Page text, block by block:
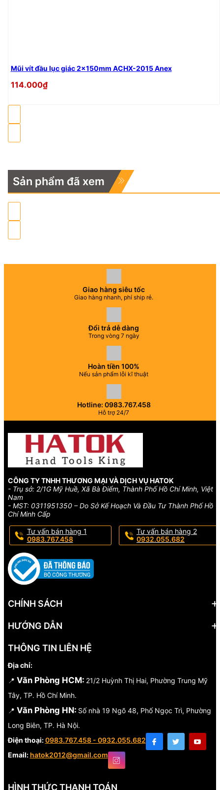
Mũi vít đầu lục giác 2x150mm ACHX-2015 Anex
114.000₫
Sản phẩm đã xem
Giao hàng siêu tốc
Giao hàng nhanh, phí ship rẻ.
Đổi trả dễ dàng
Trong vòng 7 ngày
Hoàn tiền 100%
Nếu sản phẩm lỗi kĩ thuật
Hotline: 0983.767.458
Hỗ trợ 24/7
CÔNG TY TNHH THƯƠNG MẠI VÀ DỊCH VỤ HATOK
- Trụ sở: 2/1G Mỹ Huề, Xã Bà Điểm, Thành Phố Hồ Chí Minh, Việt
Nam
- MST: 0311951350 – Do Sở Kế Hoạch Và Đầu Tư Thành Phố Hồ
Chí Minh Cấp
Tư vấn bán hàng 1
0983.767.458
Tư vấn bán hàng 2
0932.055.682
CHÍNH SÁCH
HƯỚNG DẪN
THÔNG TIN LIÊN HỆ
Địa chỉ:
📍 Văn Phòng HCM: 21/2 Huỳnh Thị Hai, Phường Trung Mỹ
Tây, TP. Hồ Chí Minh.
📍 Văn Phòng HN: Số nhà 19 Ngõ 48, Phố Ngọc Trì, Phường
Long Biên, TP. Hà Nội.
Điện thoại:0983.767.458 - 0932.055.682
Email: hatok2012@gmail.com
HÌNH THỨC THANH TOÁN